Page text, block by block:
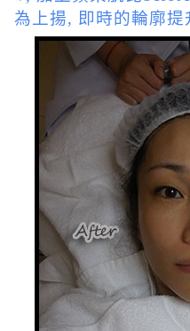
為上揚, 即時的輪廓提